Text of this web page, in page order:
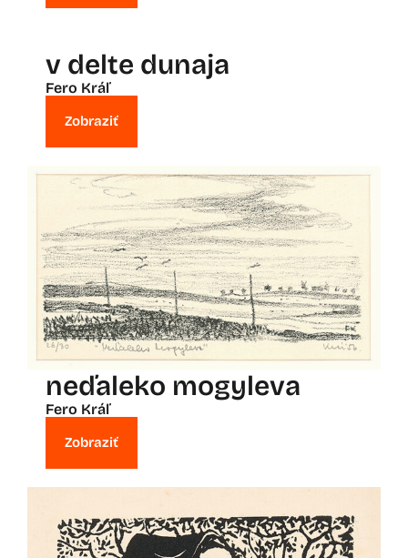
v delte dunaja
Fero Kráľ
Zobraziť
neďaleko mogyleva
Fero Kráľ
Zobraziť